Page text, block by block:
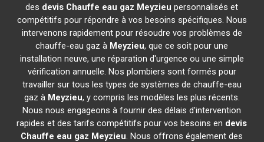
des devis Chauffe eau gaz Meyzieu personnalisés et
compétitifs pour répondre à vos besoins spécifiques. Nous
intervenons rapidement pour résoudre vos problèmes de
chauffe-eau gaz à Meyzieu, que ce soit pour une
installation neuve, une réparation d'urgence ou une simple
vérification annuelle. Nos plombiers sont formés pour
travailler sur tous les types de systèmes de chauffe-eau
gaz à Meyzieu, y compris les modèles les plus récents.
Nous nous engageons à fournir des délais d'intervention
rapides et des tarifs compétitifs pour vos besoins en devis
Chauffe eau gaz Meyzieu. Nous offrons également des